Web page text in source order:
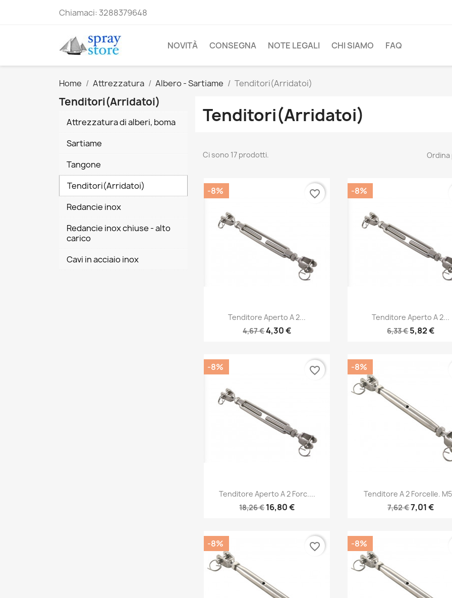
Chiamaci: 3288379648
NOVITÀ CONSEGNA NOTE LEGALI CHI SIAMO FAQ
Home Attrezzatura Albero - Sartiame Tenditori(Arridatoi)
Tenditori(Arridatoi)
Attrezzatura di alberi, boma
Sartiame
Tangone
Tenditori(Arridatoi)
Redancie inox
Redancie inox chiuse - alto
carico
Cavi in acciaio inox
Tenditori(Arridatoi)
Ci sono 17 prodotti. Ordina
Anteprima
Tenditore Aperto A 2...
4,67 €4,30 €
-8% favorite_border
Anteprima
Tenditore Aperto A 2...
6,33 €5,82 €
-8%
Anteprima
Tenditore Aperto A 2 Forc....
18,26 €16,80 €
-8% favorite_border
Anteprima
Tenditore A 2 Forcelle.
7,62 €7,01 €
-8%
-8% favorite_border -8%